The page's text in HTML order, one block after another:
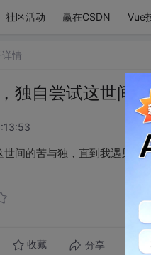
社区活动 赢在CSDN Vue
情
独自尝试这世间
间的苦与独，直到我遇见了
收藏 分享